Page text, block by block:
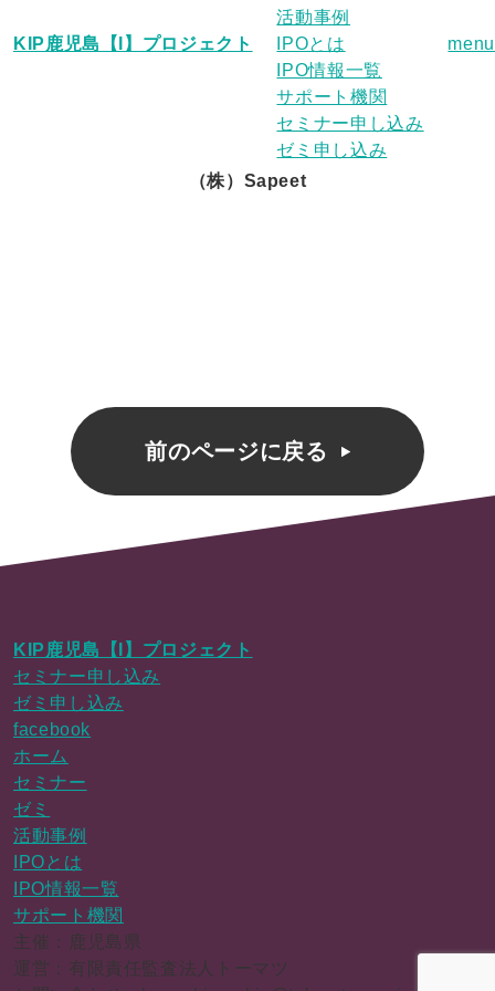
KIP鹿児島【I】プロジェクト
活動事例
IPOとは
IPO情報一覧
サポート機関
セミナー申し込み
ゼミ申し込み
menu
（株）Sapeet
前のページに戻る
KIP鹿児島【I】プロジェクト
セミナー申し込み
ゼミ申し込み
facebook
ホーム
セミナー
ゼミ
活動事例
IPOとは
IPO情報一覧
サポート機関
主催：鹿児島県
運営：有限責任監査法人トーマツ